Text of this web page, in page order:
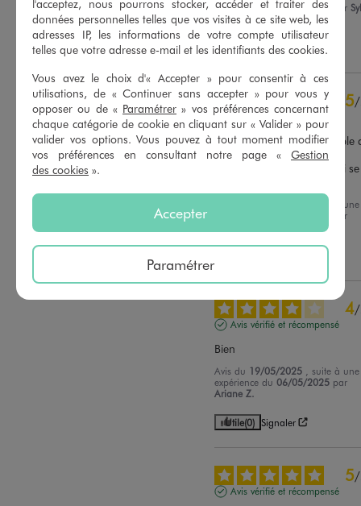
Basé sur13 avis soumis à un
contrôle
Voir tous les avis sur ce site
5 étoiles
4étoiles
5
3étoiles
0
2étoiles
0
1étoile 0
Trier les avis
expérience du02/07/2025 par
C.
Utile(0) Signaler
5/
Avis vérifié et récompensé
Tres bien bien taille agréable
porter.
Pas chère pour un petit qui se
, suite à une
par
4/
Avis vérifié et récompensé
Bien
Avis du 19/05/2025
, suite à une
expérience du06/05/2025 par
Ariane Z.
Utile(0) Signaler
5/
Avis vérifié et récompensé
l'acceptez, nous pourrons stocker, accéder et traiter des
données personnelles telles que vos visites à ce site web, les
adresses IP, les informations de votre compte utilisateur
telles que votre adresse e-mail et les identifiants des cookies.
Vous avez le choix d'« Accepter » pour consentir à ces
utilisations, de « Continuer sans accepter » pour vous y
opposer ou de « Paramétrer » vos préférences concernant
chaque catégorie de cookie en cliquant sur « Valider » pour
valider vos options. Vous pouvez à tout moment modifier
vos préférences en consultant notre page « Gestion
des cookies ».
Accepter
Paramétrer